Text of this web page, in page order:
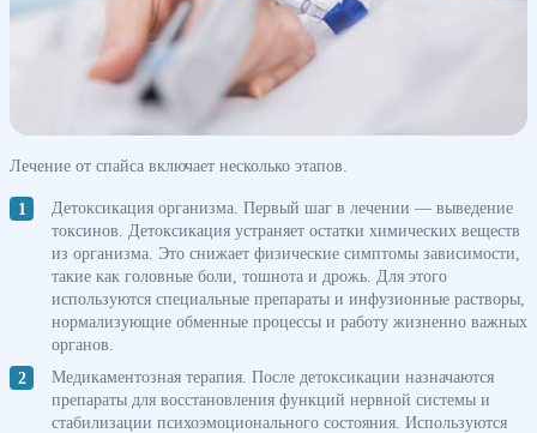
Лечение от спайса включает несколько этапов.
Детоксикация организма. Первый шаг в лечении — выведение
токсинов. Детоксикация устраняет остатки химических веществ
из организма. Это снижает физические симптомы зависимости,
такие как головные боли, тошнота и дрожь. Для этого
используются специальные препараты и инфузионные растворы,
нормализующие обменные процессы и работу жизненно важных
органов.
Медикаментозная терапия. После детоксикации назначаются
препараты для восстановления функций нервной системы и
стабилизации психоэмоционального состояния. Используются